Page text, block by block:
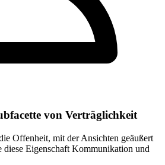
von Verträglichkeit
Offenheit, mit der Ansichten geäußert
Eigenschaft Kommunikation und